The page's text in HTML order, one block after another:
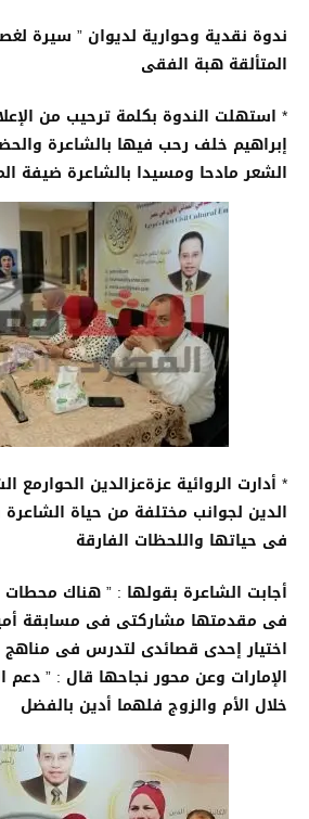
ندوة نقدية وحوارية لديوان ” سيرة
المتألقة هبة الفقى
* استهلت الندوة بكلمة ترحيب من
إبراهيم خلف رحب فيها بالشاعرة
الشعر مادحا ومسيدا بالشاعرة ضيفة
* أدارت الروائية عزةعزالدين
الدين لجوانب مختلفة من حياة
فى حياتها واللحظات الفارقة
أجابت الشاعرة بقولها : ” هناك
فى مقدمتها مشاركتى فى مسابقة
اختيار إحدى قصائدى لتدرس فى مناهج
الإمارات وعن محور نجاحها قال : ” دعم
خلال الأم والزوج فلهما أدين بالفضل